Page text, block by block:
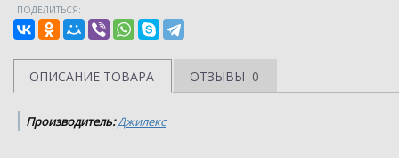
ПОДЕЛИТЬСЯ:
ОПИСАНИЕ ТОВАРА ОТЗЫВЫ 0
Производитель:Джилекс